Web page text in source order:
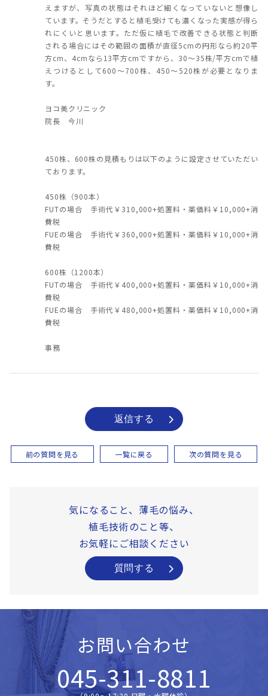
えますが、写真の状態はそれほど細くなっていないと想像し
ています。そうだとすると植毛受けても濃くなった実感が得ら
れにくいと思います。ただ仮に植毛で改善できる状態と判断
される場合にはその範囲の面積が直径5cmの円形なら約20平
方cm、4cmなら13平方cmですから、30～35株/平方cmで植
えつけるとして600～700株、450～520株が必要となりま
す。
ヨコ美クリニック
院長 今川
450株、600株の見積もりは以下のように設定させていただい
ております。
450株（900本）
FUTの場合 手術代￥310,000+処置料・薬価料￥10,000+消
費税
FUEの場合 手術代￥360,000+処置料・薬価料￥10,000+消
費税
600株（1200本）
FUTの場合 手術代￥400,000+処置料・薬価料￥10,000+消
費税
FUEの場合 手術代￥480,000+処置料・薬価料￥10,000+消
費税
事務
返信する
前の質問を見る 一覧に戻る 次の質問を見る
気になること、薄毛の悩み、
植毛技術のこと等、
お気軽にご相談ください
質問する
お問い合わせ
045-311-8811